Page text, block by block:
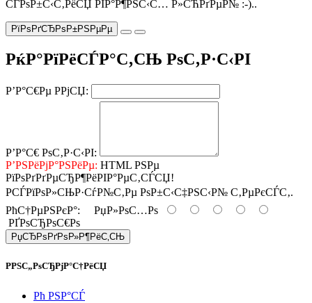
СЃРѕР±С‹С‚РёСЏ РІР°Р¶РЅС‹С… Р»СЋРґРµР№ :-)..
РїРѕРґСЂРѕР±РЅРµРµ
РќР°РїРёСЃР°С‚СЊ РѕС‚Р·С‹РІ
Р’Р°С€Рµ РРјСЏ:
Р’Р°С€ РѕС‚Р·С‹РІ:
Р’РЅРёРјР°РЅРёРµ: HTML РЅРµ
РїРѕРґРґРµСЂР¶РёРІР°РµС‚СЃСЏ!
РСЃРїРѕР»СЊР·СѓР№С‚Рµ РѕР±С‹С‡РЅС‹Р№ С‚РµРєСЃС‚.
РћС†РµРЅРєР°: РџР»РѕС…Рѕ
РҐРѕСЂРѕС€Рѕ
РџСЂРѕРґРѕР»Р¶РёС‚СЊ
РРЅС„РѕСЂРјР°С†РёСЏ
Рћ РЅР°СЃ